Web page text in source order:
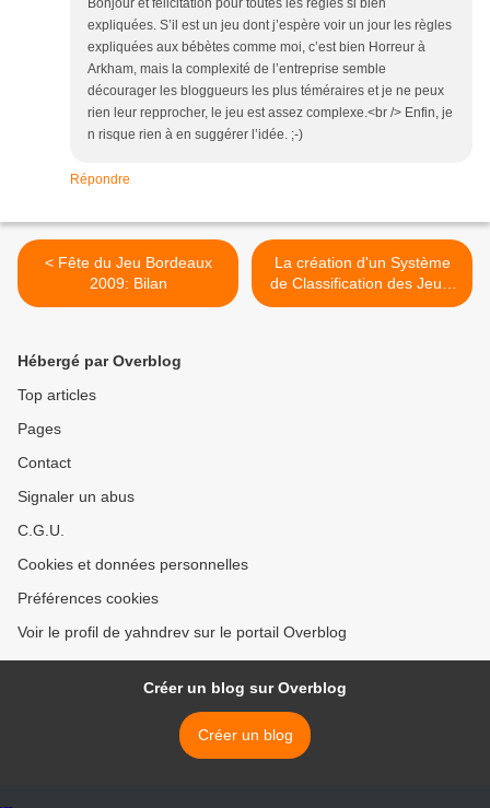
Bonjour et félicitation pour toutes les règles si bien
expliquées. S’il est un jeu dont j’espère voir un jour les règles
expliquées aux bébètes comme moi, c’est bien Horreur à
Arkham, mais la complexité de l’entreprise semble
décourager les bloggueurs les plus téméraires et je ne peux
rien leur repprocher, le jeu est assez complexe.<br /> Enfin, je
n risque rien à en suggérer l’idée. ;-)
Répondre
< Fête du Jeu Bordeaux
2009: Bilan
La création d'un Système
de Classification des Jeux:
LudoPro >
Hébergé par Overblog
Top articles
Pages
Contact
Signaler un abus
C.G.U.
Cookies et données personnelles
Préférences cookies
Voir le profil de yahndrev sur le portail Overblog
Créer un blog sur Overblog
Créer un blog